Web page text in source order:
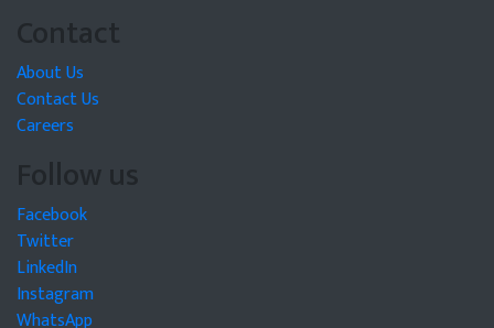
Contact
About Us
Contact Us
Careers
Follow us
Facebook
Twitter
LinkedIn
Instagram
WhatsApp